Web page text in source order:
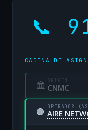
📞
CADENA DE
🏛 ORIGEN
CNMC
🟢 OPERADOR